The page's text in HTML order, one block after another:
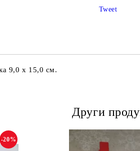
Tweet
9,0 х 15,0 см.
Други
-20%